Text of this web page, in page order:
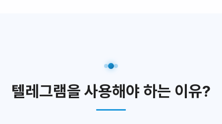
텔레그램을 사용해야 하는 이유?